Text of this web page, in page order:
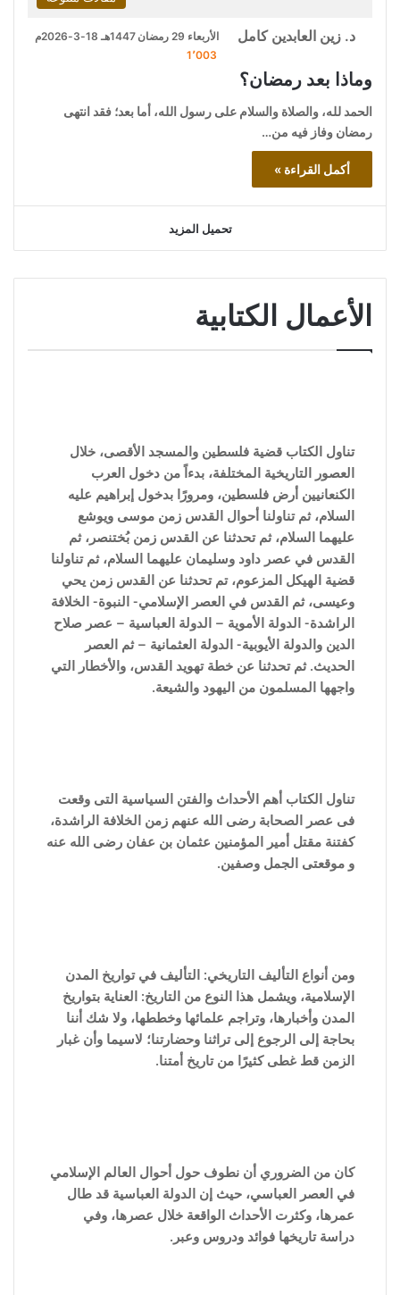
د. زين العابدين كامل
الأربعاء 29 رمضان 1447هـ 18-3-2026م
1٬003
وماذا بعد رمضان؟
الحمد لله، والصلاة والسلام على رسول الله، أما بعد؛ فقد انتهى
رمضان وفاز فيه من…
أكمل القراءة »
تحميل المزيد
الأعمال الكتابية
تناول الكتاب قضية فلسطين والمسجد الأقصى، خلال
العصور التاريخية المختلفة، بدءاً من دخول العرب
الكنعانيين أرض فلسطين، ومرورًا بدخول إبراهيم عليه
السلام، ثم تناولنا أحوال القدس زمن موسى ويوشع
عليهما السلام، ثم تحدثنا عن القدس زمن بُختنصر، ثم
القدس في عصر داود وسليمان عليهما السلام، ثم تناولنا
قضية الهيكل المزعوم، تم تحدثنا عن القدس زمن يحي
وعيسى، ثم القدس في العصر الإسلامي- النبوة- الخلافة
الراشدة- الدولة الأموية – الدولة العباسية – عصر صلاح
الدين والدولة الأيوبية- الدولة العثمانية – ثم العصر
الحديث. ثم تحدثنا عن خطة تهويد القدس، والأخطار التي
واجهها المسلمون من اليهود والشيعة.
تناول الكتاب أهم الأحداث والفتن ا لسياسية التى وقعت
فى عصر الصحابة رضى الله عنهم زمن الخلافة الراشدة،
كفتنة مقتل أمير المؤمنين عثمان بن عفان رضى الله عنه
و موقعتى الجمل وصفين.
ومن أنواع التأليف التاريخي: التأليف في تواريخ المدن
الإسلامية، ويشمل هذا النوع من التاريخ: العناية بتواريخ
المدن وأخبارها، وتراجم علمائها وخططها، ولا شك أننا
بحاجة إلى الرجوع إلى تراثنا وحضارتنا؛ لاسيما وأن غبار
الزمن قط غطى كثيرًا من تاريخ أمتنا.
كان من الضروري أن نطوف حول أحوال العالم الإسلامي
في العصر العباسي، حيث إن الدولة العباسية قد طال
عمرها، وكثرت الأحداث الواقعة خلال عصرها، وفي
دراسة تاريخها فوائد ودروس وعبر.